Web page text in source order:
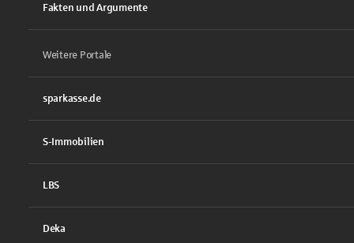
Fakten und Argumente
Weitere Portale
sparkasse.de
S-Immobilien
LBS
Deka